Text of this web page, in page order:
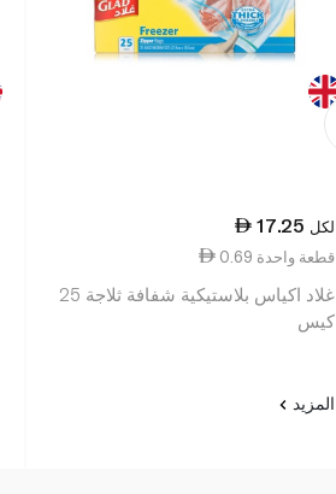
17.25 لكل
0.69 قطعة واحدة
غلاد اكياس بلاستيكية شفافة ثلاجة 25
كيس
المزيد